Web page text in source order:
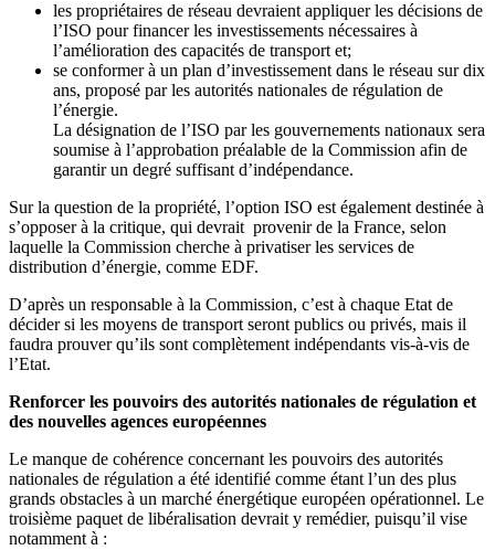
les propriétaires de réseau devraient appliquer les décisions de
l’ISO pour financer les investissements nécessaires à
l’amélioration des capacités de transport et;
se conformer à un plan d’investissement dans le réseau sur dix
ans, proposé par les autorités nationales de régulation de
l’énergie.
La désignation de l’ISO par les gouvernements nationaux sera
soumise à l’approbation préalable de la Commission afin de
garantir un degré suffisant d’indépendance.
Sur la question de la propriété, l’option ISO est également destinée à
s’opposer à la critique, qui devrait provenir de la France, selon
laquelle la Commission cherche à privatiser les services de
distribution d’énergie, comme EDF.
D’après un responsable à la Commission, c’est à chaque Etat de
décider si les moyens de transport seront publics ou privés, mais il
faudra prouver qu’ils sont complètement indépendants vis-à-vis de
l’Etat.
Renforcer les pouvoirs des autorités nationales de régulation et
des nouvelles agences européennes
Le manque de cohérence concernant les pouvoirs des autorités
nationales de régulation a été identifié comme étant l’un des plus
grands obstacles à un marché énergétique européen opérationnel. Le
troisième paquet de libéralisation devrait y remédier, puisqu’il vise
notamment à :